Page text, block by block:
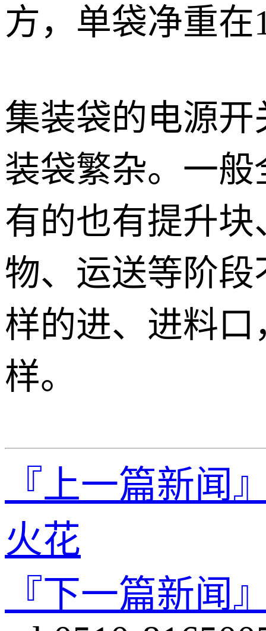
方，单袋净重在
集装袋的电源
装袋繁杂。一
有的也有提升
物、运送等阶
样的进、进料
样。
『上一篇新闻
火花
『下一篇新闻